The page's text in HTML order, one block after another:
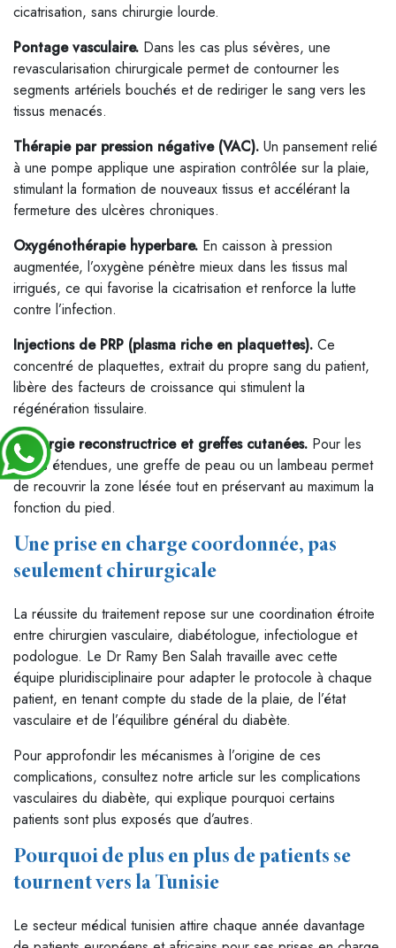
cicatrisation, sans chirurgie lourde.
Pontage vasculaire. Dans les cas plus sévères, une
revascularisation chirurgicale permet de contourner les
segments artériels bouchés et de rediriger le sang vers les
tissus menacés.
Thérapie par pression négative (VAC). Un pansement relié
à une pompe applique une aspiration contrôlée sur la plaie,
stimulant la formation de nouveaux tissus et accélérant la
fermeture des ulcères chroniques.
Oxygénothérapie hyperbare. En caisson à pression
augmentée, l’oxygène pénètre mieux dans les tissus mal
irrigués, ce qui favorise la cicatrisation et renforce la lutte
contre l’infection.
Injections de PRP (plasma riche en plaquettes). Ce
concentré de plaquettes, extrait du propre sang du patient,
libère des facteurs de croissance qui stimulent la
régénération tissulaire.
Chirurgie reconstructrice et greffes cutanées. Pour les
plaies étendues, une greffe de peau ou un lambeau permet
de recouvrir la zone lésée tout en préservant au maximum la
fonction du pied.
Une prise en charge coordonnée, pas
seulement chirurgicale
La réussite du traitement repose sur une coordination étroite
entre chirurgien vasculaire, diabétologue, infectiologue et
podologue. Le Dr Ramy Ben Salah travaille avec cette
équipe pluridisciplinaire pour adapter le protocole à chaque
patient, en tenant compte du stade de la plaie, de l’état
vasculaire et de l’équilibre général du diabète.
Pour approfondir les mécanismes à l’origine de ces
complications, consultez notre article sur les complications
vasculaires du diabète, qui explique pourquoi certains
patients sont plus exposés que d’autres.
Pourquoi de plus en plus de patients se
tournent vers la Tunisie
Le secteur médical tunisien attire chaque année davantage